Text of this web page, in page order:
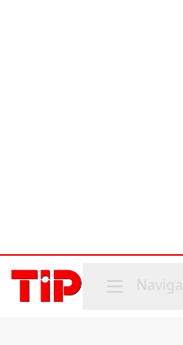
Mobile